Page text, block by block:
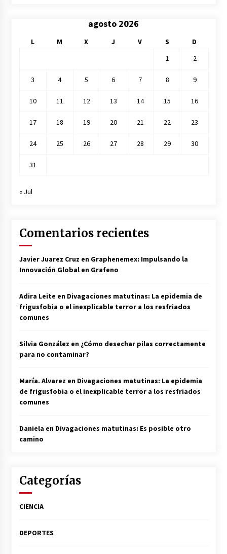
agosto 2026
L M X J V S
D
1
2
3 4 5 6 7 8 9
10 11 12 13 14 15 16
17 18 19 20 21 22 23
24 25 26 27 28 29 30
31
« Jul
Comentarios recientes
Javier Juarez Cruz en Graphenemex: Impulsando la
Innovación Global en Grafeno
Adira Leite en Divagaciones matutinas: La epidemia de
frigusfobia o el inexplicable terror a los resfriados
comunes
Silvia González en ¿Cómo desechar pilas correctamente
para no contaminar?
María. Alvarez en Divagaciones matutinas: La epidemia
de frigusfobia o el inexplicable terror a los resfriados
comunes
Daniela en Divagaciones matutinas: Es posible otro
camino
Categorías
CIENCIA
DEPORTES